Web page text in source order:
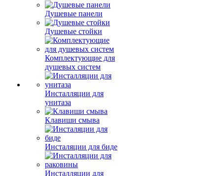
Душевые панели
Душевые стойки
Комплектующие для
душевых систем
Инсталляции для
унитаза
Клавиши смыва
Инсталяции для биде
Инсталляции для